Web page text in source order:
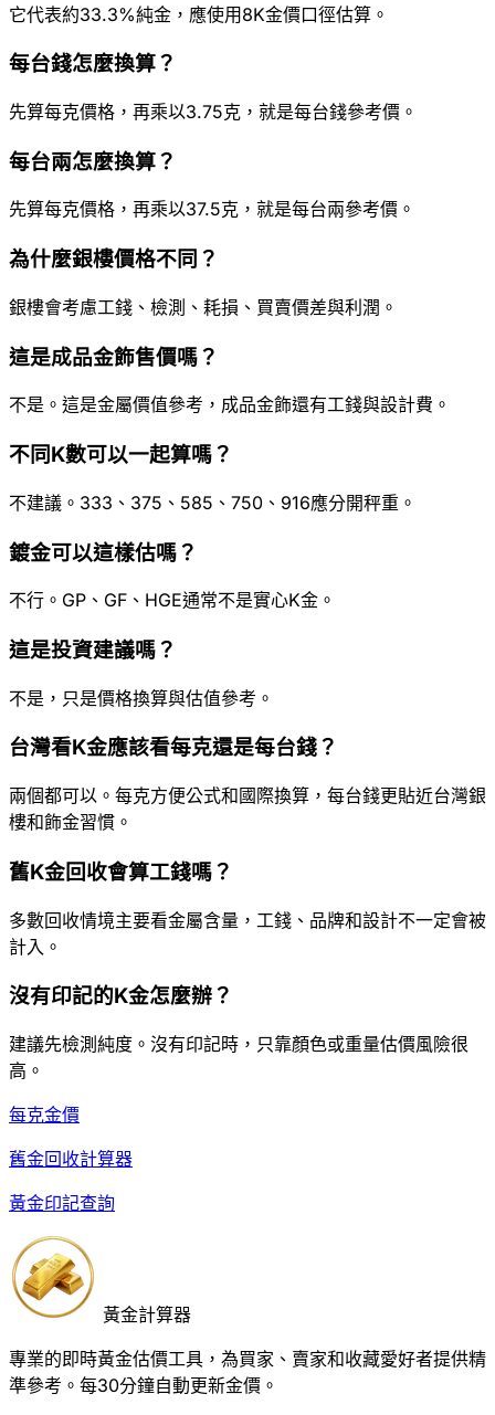
它代表約33.3%純金，應使用8K金價口徑估算。
每台錢怎麼換算？
先算每克價格，再乘以3.75克，就是每台錢參考價。
每台兩怎麼換算？
先算每克價格，再乘以37.5克，就是每台兩參考價。
為什麼銀樓價格不同？
銀樓會考慮工錢、檢測、耗損、買賣價差與利潤。
這是成品金飾售價嗎？
不是。這是金屬價值參考，成品金飾還有工錢與設計費。
不同K數可以一起算嗎？
不建議。333、375、585、750、916應分開秤重。
鍍金可以這樣估嗎？
不行。GP、GF、HGE通常不是實心K金。
這是投資建議嗎？
不是，只是價格換算與估值參考。
台灣看K金應該看每克還是每台錢？
兩個都可以。每克方便公式和國際換算，每台錢更貼近台灣銀
樓和飾金習慣。
舊K金回收會算工錢嗎？
多數回收情境主要看金屬含量，工錢、品牌和設計不一定會被
計入。
沒有印記的K金怎麼辦？
建議先檢測純度。沒有印記時，只靠顏色或重量估價風險很
高。
每克金價
舊金回收計算器
黃金印記查詢
黃金計算器
專業的即時黃金估價工具，為買家、賣家和收藏愛好者提供精
準參考。每30分鐘自動更新金價。